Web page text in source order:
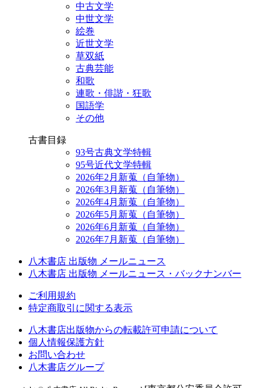
中古文学
中世文学
絵巻
近世文学
草双紙
古典芸能
和歌
連歌・俳諧・狂歌
国語学
その他
古書目録
93号古典文学特輯
95号近代文学特輯
2026年2月新蒐（自筆物）
2026年3月新蒐（自筆物）
2026年4月新蒐（自筆物）
2026年5月新蒐（自筆物）
2026年6月新蒐（自筆物）
2026年7月新蒐（自筆物）
八木書店 出版物 メールニュース
八木書店 出版物 メールニュース・バックナンバー
ご利用規約
特定商取引に関する表示
八木書店出版物からの転載許可申請について
個人情報保護方針
お問い合わせ
八木書店グループ